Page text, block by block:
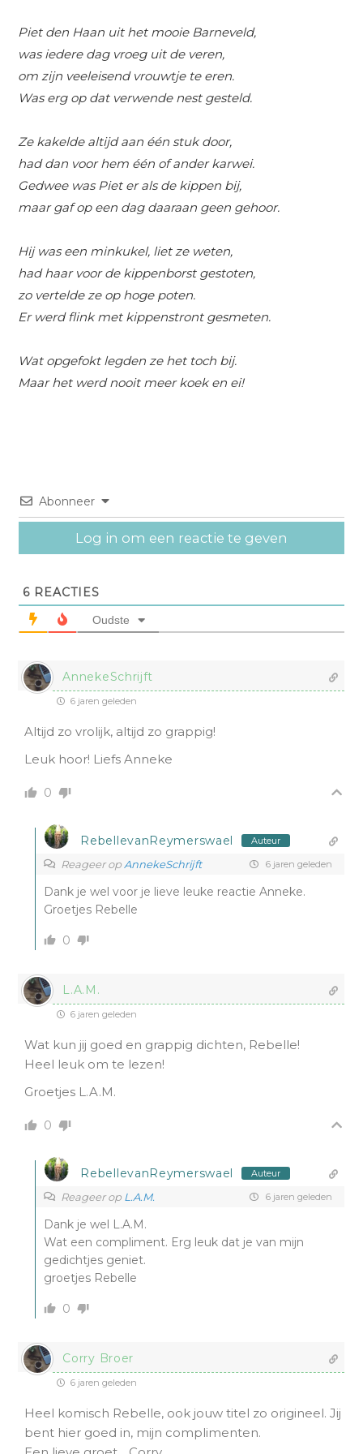
Piet den Haan uit het mooie Barneveld,
was iedere dag vroeg uit de veren,
om zijn veeleisend vrouwtje te eren.
Was erg op dat verwende nest gesteld.
Ze kakelde altijd aan één stuk door,
had dan voor hem één of ander karwei.
Gedwee was Piet er als de kippen bij,
maar gaf op een dag daaraan geen gehoor.
Hij was een minkukel, liet ze weten,
had haar voor de kippenborst gestoten,
zo vertelde ze op hoge poten.
Er werd flink met kippenstront gesmeten.
Wat opgefokt legden ze het toch bij.
Maar het werd nooit meer koek en ei!
Abonneer
Log in om een reactie te geven
6 REACTIES
Oudste
AnnekeSchrijft
6 jaren geleden
Altijd zo vrolijk, altijd zo grappig!
Leuk hoor! Liefs Anneke
0
RebellevanReymerswael Auteur
Reageer op AnnekeSchrijft 6 jaren geleden
Dank je wel voor je lieve leuke reactie Anneke.
Groetjes Rebelle
0
L.A.M.
6 jaren geleden
Wat kun jij goed en grappig dichten, Rebelle!
Heel leuk om te lezen!
Groetjes L.A.M.
0
RebellevanReymerswael Auteur
Reageer op L.A.M. 6 jaren geleden
Dank je wel L.A.M.
Wat een compliment. Erg leuk dat je van mijn
gedichtjes geniet.
groetjes Rebelle
0
Corry Broer
6 jaren geleden
Heel komisch Rebelle, ook jouw titel zo origineel. Jij
bent hier goed in, mijn complimenten.